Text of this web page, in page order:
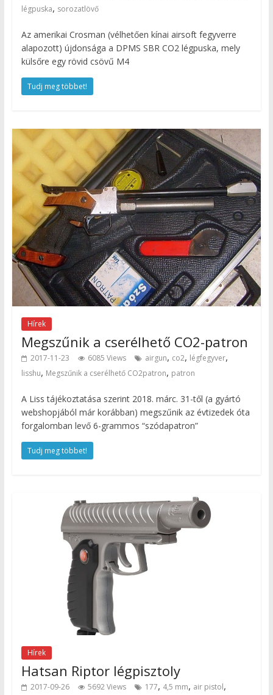
légpuska, sorozatlövő
Az amerikai Crosman (vélhetően kínai airsoft fegyverre
alapozott) újdonsága a DPMS SBR CO2 légpuska, mely
külsőre egy rövid csövű M4
Tudj meg többet!
Hírek
Megszűnik a cserélhető CO2-patron
2017-11-23 6085 Views airgun, co2, légfegyver,
lisshu, Megszűnik a cserélhető CO2patron, patron
A Liss tájékoztatása szerint 2018. márc. 31-től (a gyártó
webshopjából már korábban) megszűnik az évtizedek óta
forgalomban levő 6-grammos “szódapatron”
Tudj meg többet!
Hírek
Hatsan Riptor légpisztoly
2017-09-26 5692 Views 177, 4,5 mm, air pistol,